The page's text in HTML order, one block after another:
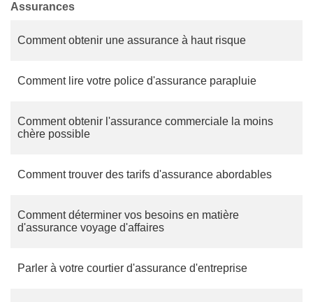
Assurances
Comment obtenir une assurance à haut risque
Comment lire votre police d'assurance parapluie
Comment obtenir l'assurance commerciale la moins
chère possible
Comment trouver des tarifs d'assurance abordables
Comment déterminer vos besoins en matière
d'assurance voyage d'affaires
Parler à votre courtier d'assurance d'entreprise